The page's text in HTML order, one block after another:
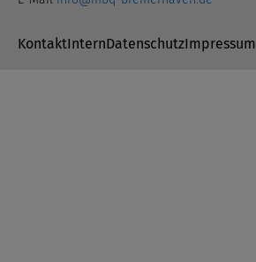
Navigation überspringen
KontaktInternDatenschutzImpressum